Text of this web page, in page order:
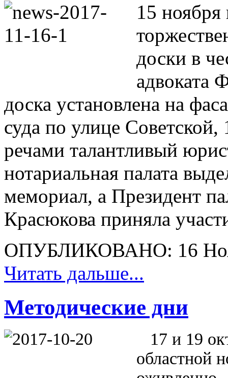
15
доски в
адвоката
доска установлена на
суда по улице
речами талантливый
нотариальная палата
мемориал, а Президент
Красюкова приняла
ОПУБЛИКОВАНО: 16
Читать дальше...
Методические дни
17 и 19
областной